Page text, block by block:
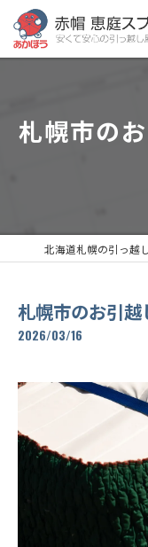
札幌市の
札幌市のお引
2026/03/16